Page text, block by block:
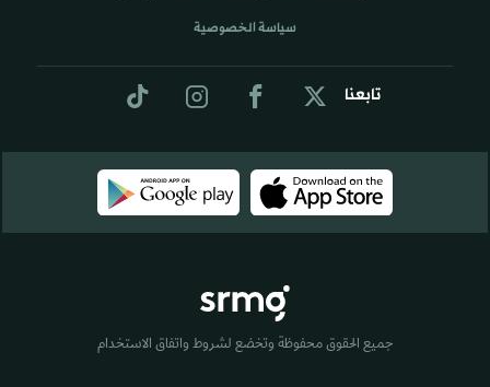
تابعنا
سياسة الخصوصية
جميع الحقوق محفوظة وتخضع لشروط واتفاق الاستخدام